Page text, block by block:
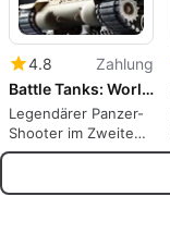
4.8
Zahlung
Battle Tanks: World War II
Legendärer Panzer-
Shooter im Zweiten
Weltkrieg